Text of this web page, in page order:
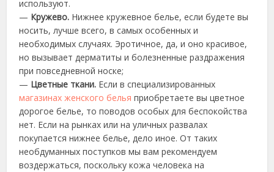
используют.
— Кружево. Нижнее кружевное белье, если будете вы
носить, лучше всего, в самых особенных и
необходимых случаях. Эротичное, да, и оно красивое,
но вызывает дерматиты и болезненные раздражения
при повседневной носке;
— Цветные ткани. Если в специализированных
магазинах женского белья приобретаете вы цветное
дорогое белье, то поводов особых для беспокойства
нет. Если на рынках или на уличных развалах
покупается нижнее белье, дело иное. От таких
необдуманных поступков мы вам рекомендуем
воздержаться, поскольку кожа человека на